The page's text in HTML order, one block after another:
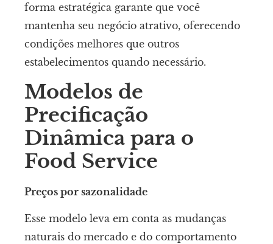
forma estratégica garante que você
mantenha seu negócio atrativo, oferecendo
condições melhores que outros
estabelecimentos quando necessário.
Modelos de
Precificação
Dinâmica para o
Food Service
Preços por sazonalidade
Esse modelo leva em conta as mudanças
naturais do mercado e do comportamento